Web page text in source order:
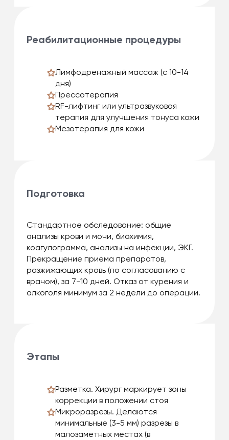
Реабилитационные процедуры
Лимфодренажный массаж (с 10-14
дня)
Прессотерапия
RF-лифтинг или ультразвуковая
терапия для улучшения тонуса кожи
Мезотерапия для кожи
Подготовка
Стандартное обследование: общие
анализы крови и мочи, биохимия,
коагулограмма, анализы на инфекции, ЭКГ.
Прекращение приема препаратов,
разжижающих кровь (по согласованию с
врачом), за 7-10 дней. Отказ от курения и
алкоголя минимум за 2 недели до операции.
Этапы
Разметка. Хирург маркирует зоны
коррекции в положении стоя
Микроразрезы. Делаются
минимальные (3-5 мм) разрезы в
малозаметных местах (в